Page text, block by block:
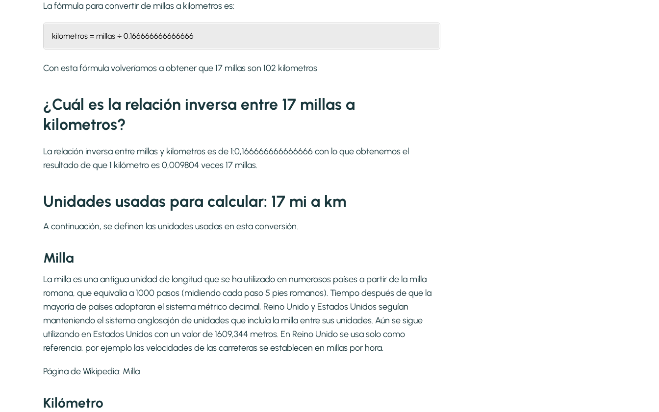
La fórmula para convertir de millas a kilometroses:
kilometros = millas ÷ 0,166666666666666
Con esta fórmula volveríamos a obtener que 17 millas son 102 kilometros
¿Cuál es la relación inversa entre 17 millas a
kilometros?
La relación inversa entre millas y kilometros es de 1:0,166666666666666 con lo que obtenemos el
resultado de que 1 kilómetro es 0,009804 veces 17 millas.
Unidades usadas para calcular: 17 mi a km
A continuación, se definen las unidades usadas en esta conversión.
Milla
La milla es una antigua unidad de longitud que se ha utilizado en numerosos países a partir de la milla
romana, que equivalía a 1000 pasos (midiendo cada paso 5 pies romanos). Tiempo después de que la
mayoría de países adoptaran el sistema métrico decimal, Reino Unido y Estados Unidos seguían
manteniendo el sistema anglosajón de unidades que incluía la milla entre sus unidades. Aún se sigue
utilizando en Estados Unidos con un valor de 1609,344 metros. En Reino Unido se usa solo como
referencia, por ejemplo las velocidades de las carreteras se establecen en millas por hora.
Página de Wikipedia: Milla
Kilómetro